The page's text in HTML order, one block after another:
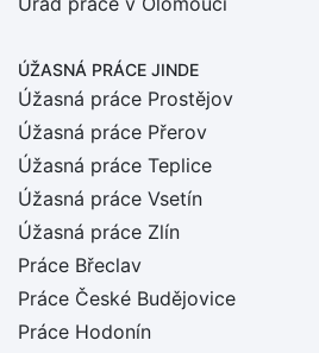
ÚŽASNÁ PRÁCE JINDE
Úžasná práce Prostějov
Úžasná práce Přerov
Úžasná práce Teplice
Úžasná práce Vsetín
Úžasná práce Zlín
Práce Břeclav
Práce České Budějovice
Práce Hodonín